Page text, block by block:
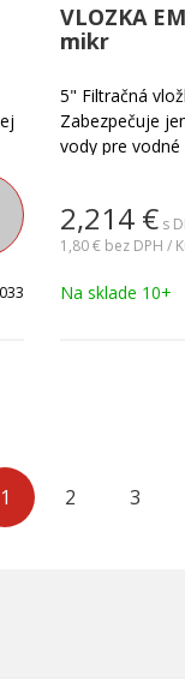
VLOZKA
mikr
5" Filtračná
Zabezpečuje
vody pre
priemysle. Je
slizu, hrdze a
Jemnosť
2,214 € s
1,80 € bez DPH /
Na sklade 10+
1 2 3